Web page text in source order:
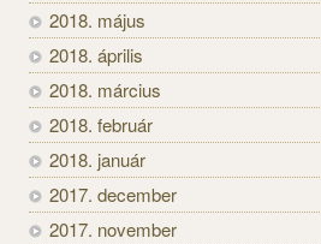
2018. május
2018. április
2018. március
2018. február
2018. január
2017. december
2017. november